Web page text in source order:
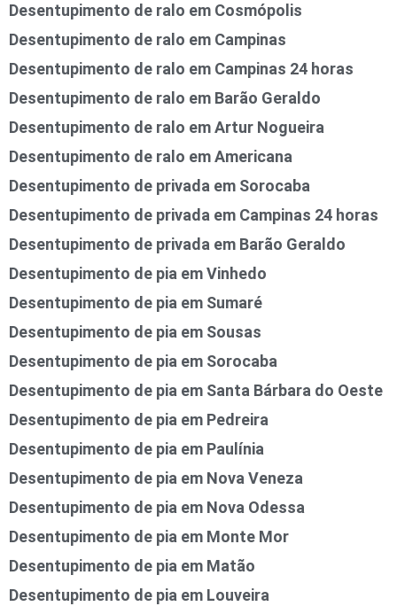
Desentupimento de ralo em Cosmópolis
Desentupimento de ralo em Campinas
Desentupimento de ralo em Campinas 24 horas
Desentupimento de ralo em Barão Geraldo
Desentupimento de ralo em Artur Nogueira
Desentupimento de ralo em Americana
Desentupimento de privada em Sorocaba
Desentupimento de privada em Campinas 24 horas
Desentupimento de privada em Barão Geraldo
Desentupimento de pia em Vinhedo
Desentupimento de pia em Sumaré
Desentupimento de pia em Sousas
Desentupimento de pia em Sorocaba
Desentupimento de pia em Santa Bárbara do Oeste
Desentupimento de pia em Pedreira
Desentupimento de pia em Paulínia
Desentupimento de pia em Nova Veneza
Desentupimento de pia em Nova Odessa
Desentupimento de pia em Monte Mor
Desentupimento de pia em Matão
Desentupimento de pia em Louveira